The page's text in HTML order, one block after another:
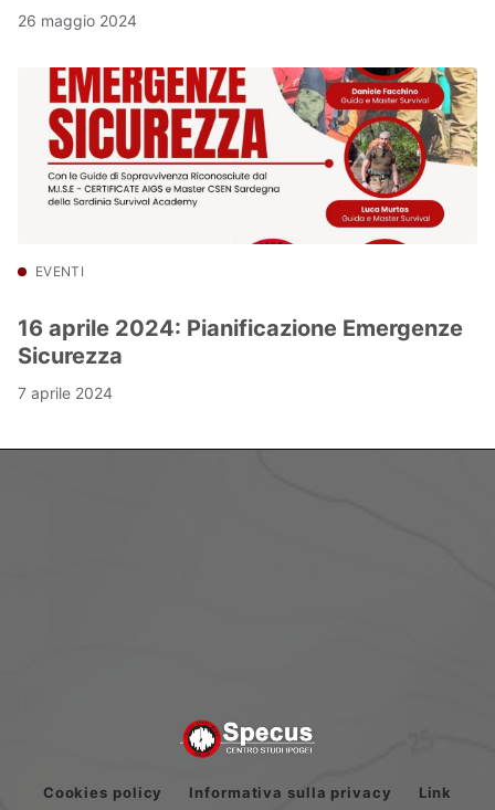
26 maggio 2024
EVENTI
16 aprile 2024: Pianificazione Emergenze
Sicurezza
7 aprile 2024
Cookies policy Informativa sulla privacy Link